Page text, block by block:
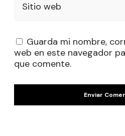
Sitio web
Guarda mi nombre,
web en este navegador
que comente.